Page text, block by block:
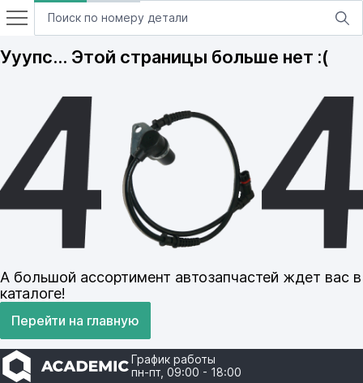
Ууупс… Этой страницы больше нет :(
А большой ассортимент автозапчастей ждет вас в
каталоге!
Перейти на главную
График работы
пн-пт, 09:00 - 18:00